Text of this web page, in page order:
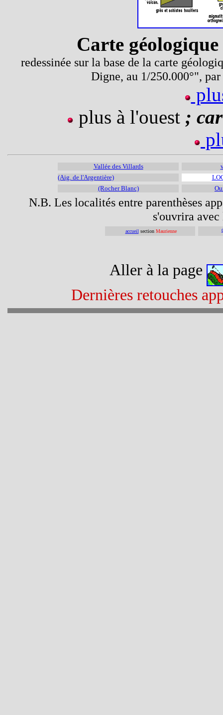
Carte
redessinée sur la base de la carte
Digne, au 1/250.000°",
plus à l'ouest ;
Vallée des Villards
(Aig. de l'Argentière)
(Rocher Blanc)
N.B. Les localités entre parenthèses
s'ouvrira
accueil section Maurienne
Aller à la page
Dernières retouches